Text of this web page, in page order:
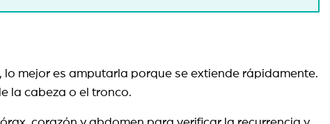
mejor es amputarla porque se extiende rápidamente.
la cabeza o el tronco.